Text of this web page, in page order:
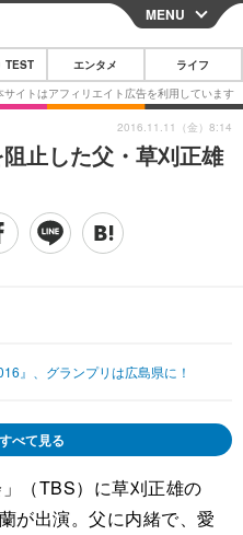
CLOSE
スマートフォン
その他
映画・ドラマ
ブログ
その他
MENU
TEST エンタメ ライフ
止した父・草刈正雄
』、グランプリは広島県に！
2016.11.11（金）8:14
べて見る
（TBS）に草刈正雄の
が出演。父に内緒で、愛